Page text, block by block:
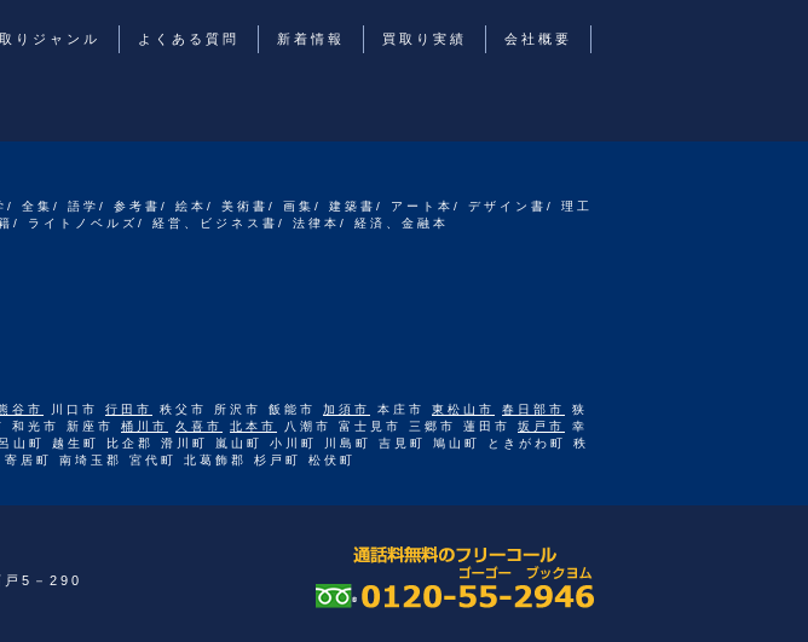
りジャンル よくある質問 新着情報 買取り実績 会社概要
全集/ 語学/ 参考書/ 絵本/ 美術書/ 画集/ 建築書/ アート本/ デザイン書/ 理工
/ ライトノベルズ/ 経営、ビジネス書/ 法律本/ 経済、金融本
谷市 川口市 行田市 秩父市 所沢市 飯能市 加須市 本庄市 東松山市 春日部市
狭
和光市 新座市 桶川市 久喜市 北本市 八潮市 富士見市 三郷市 蓮田市 坂戸市
幸
町 越生町 比企郡 滑川町 嵐山町 小川町 川島町 吉見町 鳩山町 ときがわ町 秩
居町 南埼玉郡 宮代町 北葛飾郡 杉戸町 松伏町
5－290